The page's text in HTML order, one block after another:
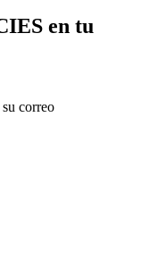
en tu
correo